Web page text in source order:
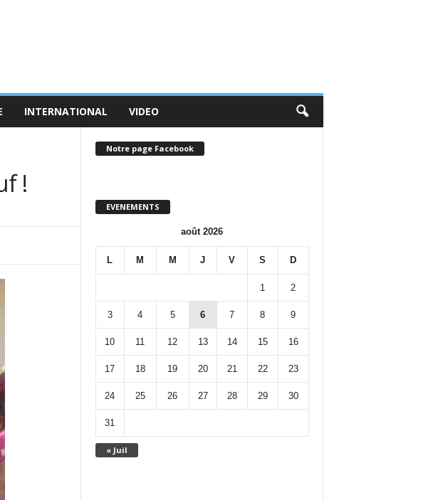
INTERNATIONAL VIDEO
!
Notre page Facebook
EVENEMENTS
août 2026
L M M J V S D
« Juil
1 2
3 4 5 6 7 8 9
10 11 12 13 14 15 16
17 18 19 20 21 22 23
24 25 26 27 28 29 30
31